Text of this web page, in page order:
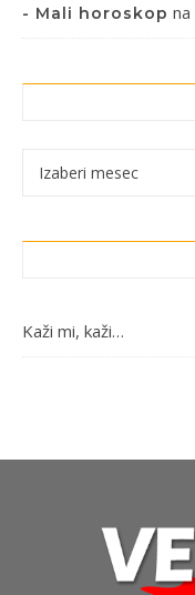
- Mali horoskop na
Arhiva
Kaži mi, kaži…